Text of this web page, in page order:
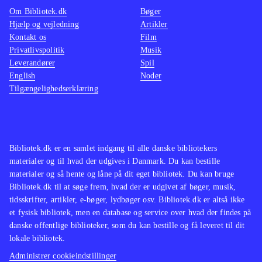
figurer (2 små, 1 stor), en Portal of
Power, byttekort og klistermærker. At
man skal bruge både figurer og
portal, vil uden tvivl besværliggøre
klargøring af dette materiale.
Bibliotek.dk er en samlet indgang til alle danske bibliotekers
materialer og til hvad der udgives i Danmark. Du kan bestille
materialer og så hente og låne på dit eget bibliotek. Du kan bruge
Bibliotek.dk til at søge frem, hvad der er udgivet af bøger, musik,
tidsskrifter, artikler, e-bøger, lydbøger osv. Bibliotek.dk er altså ikke
et fysisk bibliotek, men en database og service over hvad der findes på
danske offentlige biblioteker, som du kan bestille og få leveret til dit
lokale bibliotek.
Administrer cookieindstillinger
Om Bibliotek.dk
Hjælp og vejledning
Kontakt os
Privatlivspolitik
Leverandører
English
Tilgængelighedserklæring
Bøger
Artikler
Film
Musik
Spil
Noder